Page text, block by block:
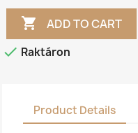
 ADD TO CART
 Raktáron
Product Details